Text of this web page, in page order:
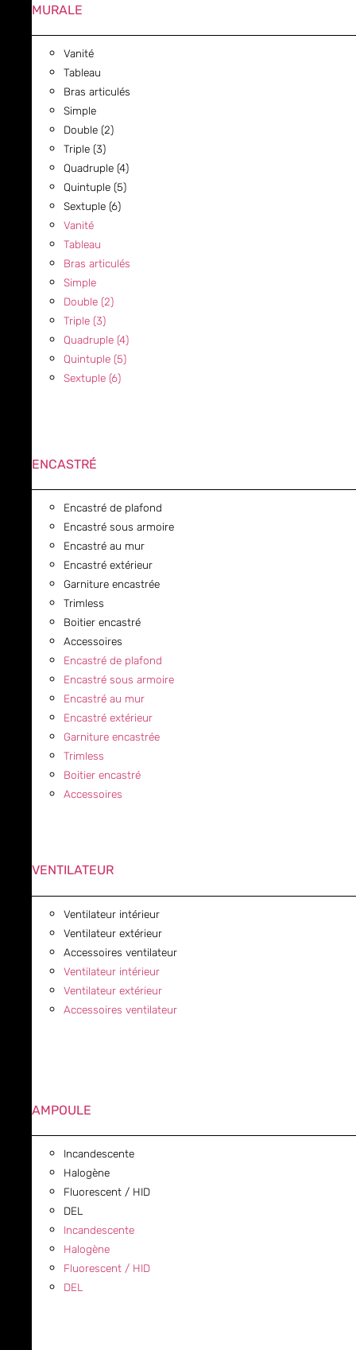
MURALE
Vanité
Tableau
Bras articulés
Simple
Double (2)
Triple (3)
Quadruple (4)
Quintuple (5)
Sextuple (6)
Vanité
Tableau
Bras articulés
Simple
Double (2)
Triple (3)
Quadruple (4)
Quintuple (5)
Sextuple (6)
ENCASTRÉ
Encastré de plafond
Encastré sous armoire
Encastré au mur
Encastré extérieur
Garniture encastrée
Trimless
Boitier encastré
Accessoires
Encastré de plafond
Encastré sous armoire
Encastré au mur
Encastré extérieur
Garniture encastrée
Trimless
Boitier encastré
Accessoires
VENTILATEUR
Ventilateur intérieur
Ventilateur extérieur
Accessoires ventilateur
Ventilateur intérieur
Ventilateur extérieur
Accessoires ventilateur
AMPOULE
Incandescente
Halogène
Fluorescent / HID
DEL
Incandescente
Halogène
Fluorescent / HID
DEL